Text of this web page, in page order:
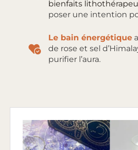
bienfaits
poser une intention
Le bain énergétique
de rose et sel
purifier l’aura.